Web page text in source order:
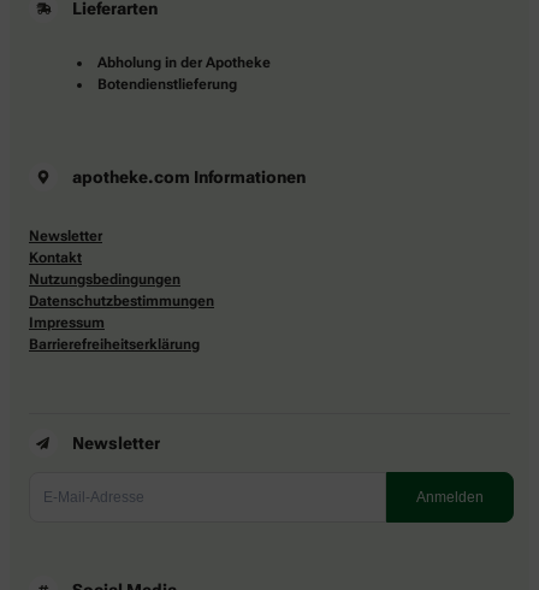
Lieferarten
Abholung in der Apotheke
Botendienstlieferung
apotheke.com Informationen
Newsletter
Kontakt
Nutzungsbedingungen
Datenschutzbestimmungen
Impressum
Barrierefreiheitserklärung
Newsletter